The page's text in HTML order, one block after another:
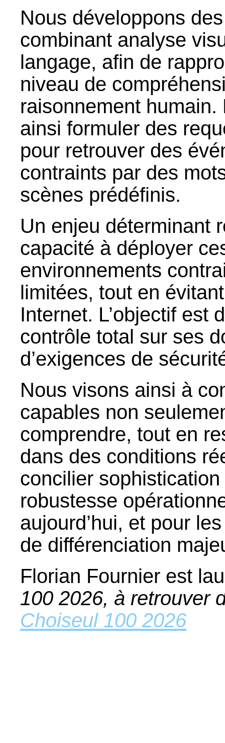
Nous développons
combinant analyse
langage, afin de
niveau de
raisonnement
ainsi formuler des
pour retrouver des
contraints par des
scènes prédéfinis.
Un enjeu déterminant
capacité à déployer
environnements
limitées, tout en
Internet. L’objectif est
contrôle total sur ses
d’exigences de
Nous visons ainsi à
capables non
comprendre, tout en
dans des conditions
concilier
robustesse
aujourd’hui, et pour
de différenciation
Florian Fournier est
100 2026, à retrouver
Choiseul 100 2026